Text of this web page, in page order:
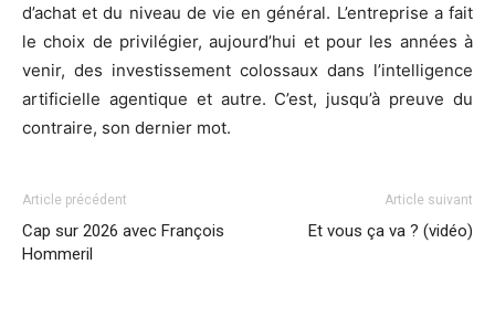
d’achat et du niveau de vie en général. L’entreprise a fait
le choix de privilégier, aujourd’hui et pour les années à
venir, des investissement colossaux dans l’intelligence
artificielle agentique et autre. C’est, jusqu’à preuve du
contraire, son dernier mot.
Article précédent
Cap sur 2026 avec François
Hommeril
Article suivant
Et vous ça va ? (vidéo)